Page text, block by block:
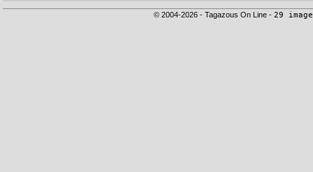
© 2004-2026 - Tagazous On Line - 29